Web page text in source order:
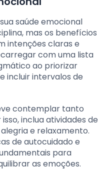
saúde emocional
mas os benefícios
intenções claras e
com uma lista
ao priorizar
incluir intervalos de
contemplar tanto
inclua atividades de
e relaxamento.
de autocuidado e
para
as emoções.